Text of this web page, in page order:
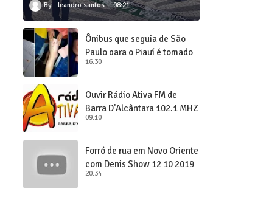
leandro santos 08:21
Ônibus que seguia de São
Paulo para o Piauí é tomado
de assalto
16:30
Ouvir Rádio Ativa FM de
Barra D'Alcântara 102,1 MHZ
09:10
Forró de rua em Novo Oriente
com Denis Show 12 10 2019
20:34